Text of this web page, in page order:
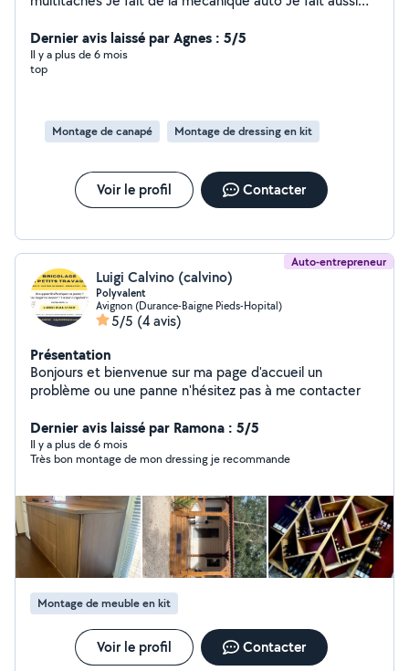
Dernier avis laissé par Agnes : 5/5
Il y a plus de 6 mois
top
Montage de canapé Montage de dressing en kit
Voir le profil Contacter
Auto-entrepreneur
Luigi Calvino (calvino)
Polyvalent
Avignon (Durance-Baigne Pieds-Hopital)
5/5 (4 avis)
Présentation
Bonjours et bienvenue sur ma page d'accueil un
problème ou une panne n'hésitez pas à me contacter
Dernier avis laissé par Ramona : 5/5
Il y a plus de 6 mois
Très bon montage de mon dressing je recommande
Montage de meuble en kit
Voir le profil Contacter